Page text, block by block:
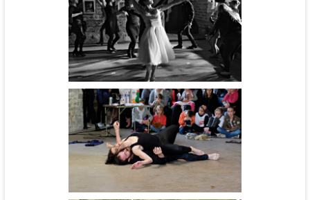
Marelle - cie Hors Commerce
Cinébal - cie l'Aéronef